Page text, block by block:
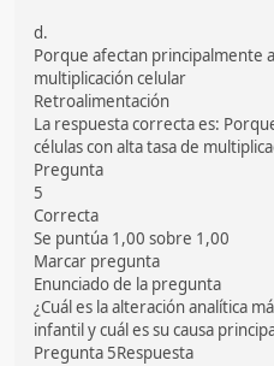
d.
Porque afectan principalmente
multiplicación celular
Retroalimentación
La respuesta correcta es:
células con alta tasa de
Pregunta
5
Correcta
Se puntúa 1,00 sobre 1,00
Marcar pregunta
Enunciado de la pregunta
¿Cuál es la alteración analítica
infantil y cuál es su causa
Pregunta 5Respuesta